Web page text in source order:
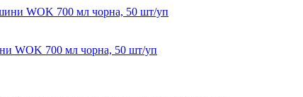
WOK 700 мл чорна, 50 шт/уп